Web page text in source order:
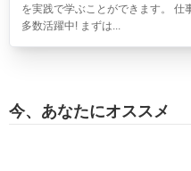
を実践で学ぶことができます。 仕
多数活躍中! まずは...
今、あなたにオススメ